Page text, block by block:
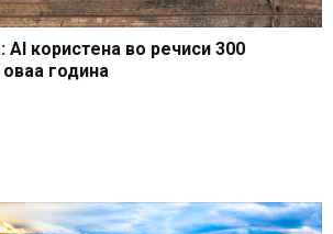
AI користена во речиси 300
година